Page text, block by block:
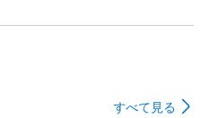
すべて見る